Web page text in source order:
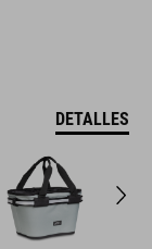
DETALLES